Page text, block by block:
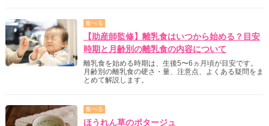
食べる
【助産師監修】離乳食はいつから始める？目安
時期と月齢別の離乳食の内容について
離乳食を始める時期は、生後5〜6ヵ月頃が目安です。
月齢別の離乳食の硬さ・量、注意点、よくある疑問をま
とめて解説します。
食べる
ほうれん草のポタージュ